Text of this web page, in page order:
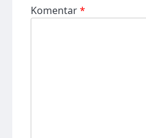
Komentar*